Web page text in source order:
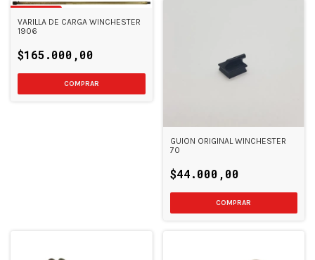
VARILLA DE CARGA WINCHESTER
1906
$165.000,00
GUION ORIGINAL WINCHESTER
70
$44.000,00